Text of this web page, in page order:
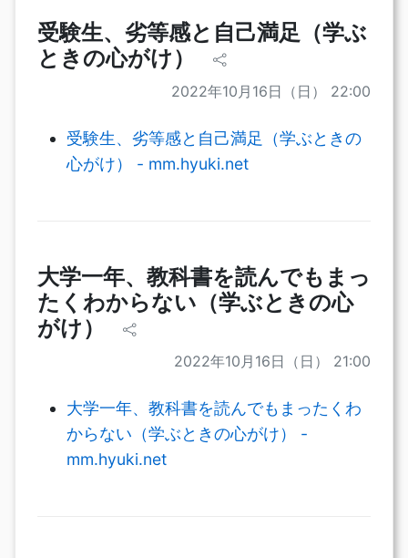
受験生、劣等感と自己満足（学ぶ
ときの心がけ）
2022年10月16日（日） 22:00
受験生、劣等感と自己満足（学ぶときの
心がけ） - mm.hyuki.net
大学一年、教科書を読んでもまっ
たくわからない（学ぶときの心
がけ）
2022年10月16日（日） 21:00
大学一年、教科書を読んでもまったくわ
からない（学ぶときの心がけ） -
mm.hyuki.net